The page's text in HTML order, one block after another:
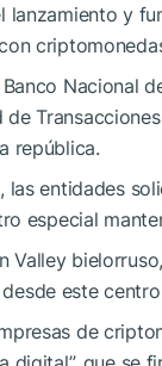
lanzamiento y
Nacional
república.
entidades
especial
Valley
este
de